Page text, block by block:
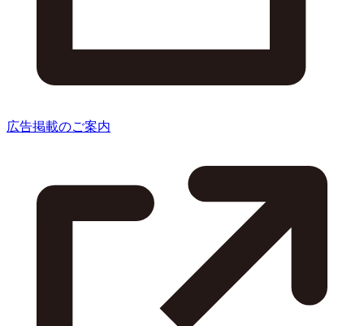
広告掲載のご案内